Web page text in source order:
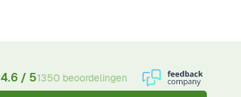
4.6 / 51350 beoordelingen